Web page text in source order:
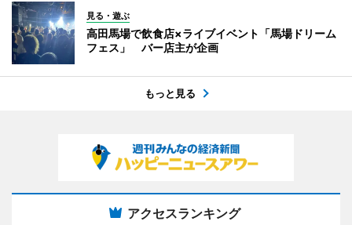
見る・遊ぶ
高田馬場で飲食店×ライブイベント「馬場ドリーム
フェス」 バー店主が企画
もっと見る
アクセスランキング